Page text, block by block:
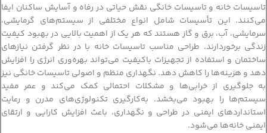
تاسیسات خانه و تاسیسات خانگی نقش حیاتی در رفاه و آسایش ساکنان ایفا
می‌کنند. این تأسیسات شامل انواع مختلفی از سیستم‌های گرمایشی،
سرمایشی، آب، برق و گاز هستند که هر یک از اهمیت بالایی در بهبود کیفیت
زندگی برخوردارند. طراحی مناسب تاسیسات خانه با در نظر گرفتن نیازهای
ساختمان و استفاده از تجهیزات باکیفیت می‌تواند بهره‌وری انرژی را افزایش
دهد و هزینه‌ها را کاهش دهد. نگهداری منظم و اصولی تاسیسات خانگی نیز
به جلوگیری از خرابی‌ها و مشکلات احتمالی کمک می‌کند و عمر مفید
سیستم‌ها را بهبود می‌بخشد. به‌کارگیری تکنولوژی‌های مدرن و رعایت
استانداردهای ایمنی در طراحی و نگهداری، باعث افزایش کارایی و ارتقای
ایمنی خانه‌ها می‌شود.